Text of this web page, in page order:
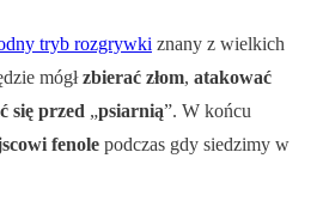
tryb rozgrywki znany z wielkich
mógłzbierać złom, atakować
się przed „psiarnią”. W końcu
fenole podczas gdy siedzimy w